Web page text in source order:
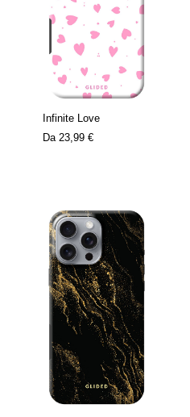
Infinite Love
Da 23,99 €